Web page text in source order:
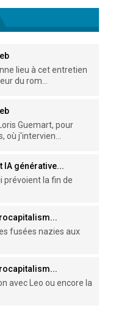
lieu à cet entretien
du rom...
Guemart, pour
où j'intervien...
IA générative...
prévoient la fin de
fusées nazies aux
avec Leo ou encore la